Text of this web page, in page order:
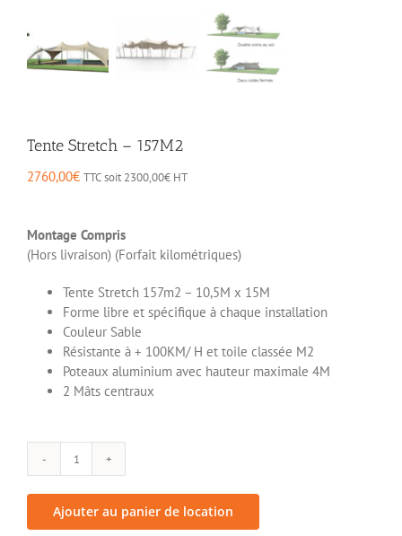
Tente Stretch – 157M2
2760,00€ TTC soit 2300,00€ HT
Montage Compris
(Hors livraison) (Forfait kilométriques)
Tente Stretch 157m2 – 10,5M x 15M
Forme libre et spécifique à chaque installation
Couleur Sable
Résistante à + 100KM/ H et toile classée M2
Poteaux aluminium avec hauteur maximale 4M
2 Mâts centraux
quantité
Tente
Stretch
Ajouter au panier de location